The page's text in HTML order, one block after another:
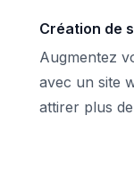
Création de
Augmentez
avec un site
attirer plus